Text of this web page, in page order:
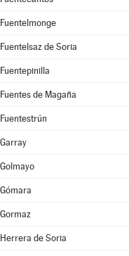
Fuentelmonge
Fuentelsaz de Soria
Fuentepinilla
Fuentes de Magaña
Fuentestrún
Garray
Golmayo
Gómara
Gormaz
Herrera de Soria